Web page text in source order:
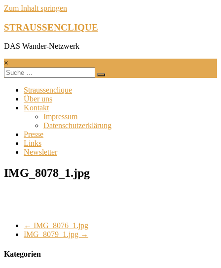
Zum Inhalt springen
STRAUSSENCLIQUE
DAS Wander-Netzwerk
×
Straussenclique
Über uns
Kontakt
Impressum
Datenschutzerklärung
Presse
Links
Newsletter
IMG_8078_1.jpg
← IMG_8076_1.jpg
IMG_8079_1.jpg →
Kategorien